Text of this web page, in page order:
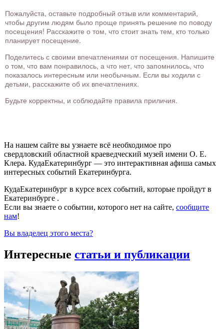
Пожалуйста, оставьте подробный отзыв или комментарий,
чтобы другим людям было проще принять решение по поводу
посещения! Расскажите о том, что стоит знать тем, кто только
планирует посещение.
Поделитесь с своими впечатлениями от посещения. Напишите
о том, что вам понравилось, а что нет, что запомнилось, что
показалось интересным или необычным. Если вы ходили с
детьми, расскажите об их впечатлениях.
Будьте корректны, и соблюдайте правила приличия.
На нашем сайте вы узнаете всё необходимое про
свердловский областной краеведческий музей имени О. Е.
Клера. КудаЕкатеринбург — это интерактивная афиша самых
интересных событий Екатеринбурга.
КудаЕкатеринбург в курсе всех событий, которые пройдут в
Екатеринбурге .
Если вы знаете о событии, которого нет на сайте, сообщите
нам!
Вы владелец этого места?
Интересные статьи и публикации